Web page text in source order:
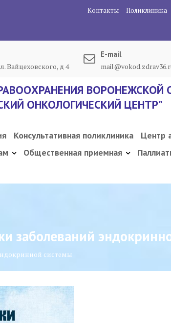
Контакты Поликлиника
Вайцеховского, д 4
E-mail
ВОРОНЕЖСКОЙ
ОНКОЛОГИЧЕСКИЙ ЦЕНТР"
Консультативная поликлиника
Центр
Общественная приемная
заболеваний
системы